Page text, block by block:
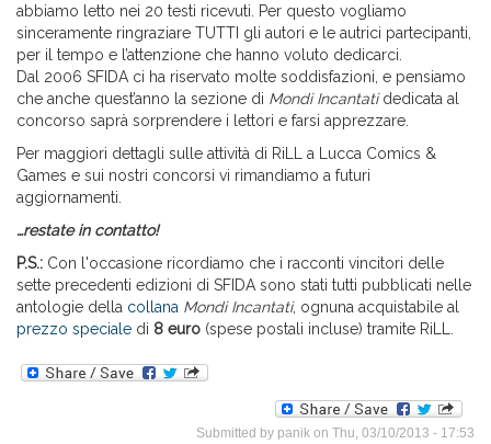
abbiamo letto nei 20 testi ricevuti. Per questo vogliamo
sinceramente ringraziare TUTTI gli autori e le autrici partecipanti,
per il tempo e l’attenzione che hanno voluto dedicarci.
Dal 2006 SFIDA ci ha riservato molte soddisfazioni, e pensiamo
che anche quest’anno la sezione di Mondi Incantatidedicata al
concorso saprà sorprendere i lettori e farsi apprezzare.
Per maggiori dettagli sulle attività di RiLL a Lucca Comics &
Games e sui nostri concorsi vi rimandiamo a futuri
aggiornamenti.
…restate in contatto!
P.S.: Con l'occasione ricordiamo che i racconti vincitori delle
sette precedenti edizioni di SFIDA sono stati tutti pubblicati nelle
antologie della collana Mondi Incantati, ognuna acquistabile al
prezzo speciale di 8 euro (spese postali incluse) tramite RiLL.
Submitted by panik on Thu, 03/10/2013 - 17:53